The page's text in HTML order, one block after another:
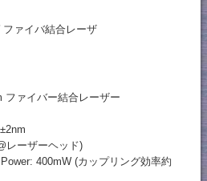
ァイバ結合レーザ
ファイバー結合レーザー
レーザーヘッド)
400mW (カップリング効率約